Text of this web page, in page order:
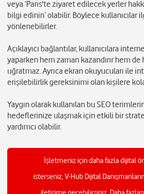
veya ‘Paris'te ziyaret edilecek yerler
bilgi edinin’ olabilir. Böylece kullanıcılar
yönlenebilirler.
Açıklayıcı bağlantılar, kullanıcılara
yaparken hem zaman kazandırır hem de
uğratmaz. Ayrıca ekran okuyucuları ile
erişilebilirlik gereksinimi olan kişilere
Yaygın olarak kullanılan bu SEO
hedeflerinize ulaşmak için etkili bir
yardımcı olabilir.
İşletmeniz için daha fazla dijital
isterseniz, V-Hub Dijital